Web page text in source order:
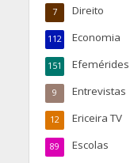
Direito
7
Economia
112
151
Entrevistas
9
Ericeira TV
12
Escolas
89